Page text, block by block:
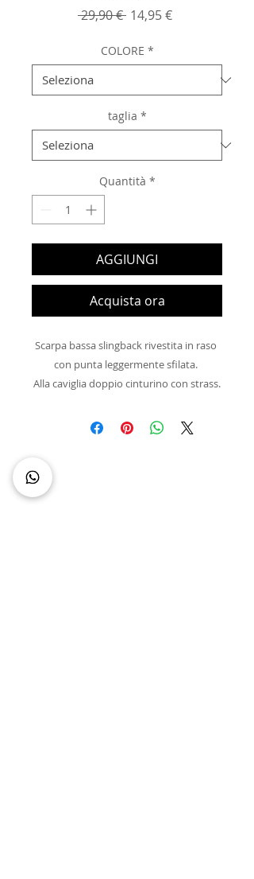
29,90 € Prezzo
14,95 €Prezzo
COLORE *
taglia *
Quantità *
AGGIUNGI
Acquista ora
Scarpa bassa slingback rivestita in raso
con punta leggermente sfilata.
Alla caviglia doppio cinturino con strass.